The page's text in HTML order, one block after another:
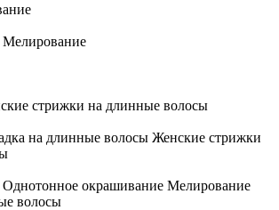
Мелирование
стрижки на длинные волосы
на длинные волосы Женские стрижки
Однотонное окрашивание Мелирование
волосы